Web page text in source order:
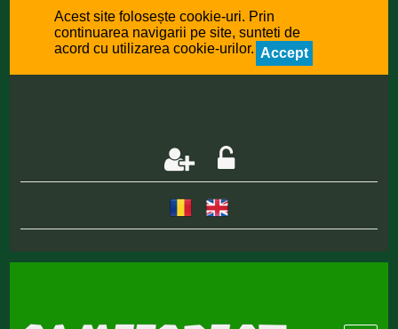
Acest site folosește cookie-uri. Prin
continuarea navigarii pe site, sunteti de
acord cu utilizarea cookie-urilor. Accept